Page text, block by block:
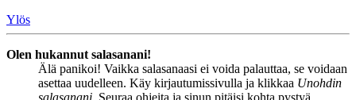
Ylös
Olen hukannut salasanani!
Älä panikoi! Vaikka salasanaasi ei voida palauttaa, se voidaan
asettaa uudelleen. Käy kirjautumissivulla ja klikkaa Unohdin
salasanani . Seuraa ohjeita ja sinun pitäisi kohta pystyä